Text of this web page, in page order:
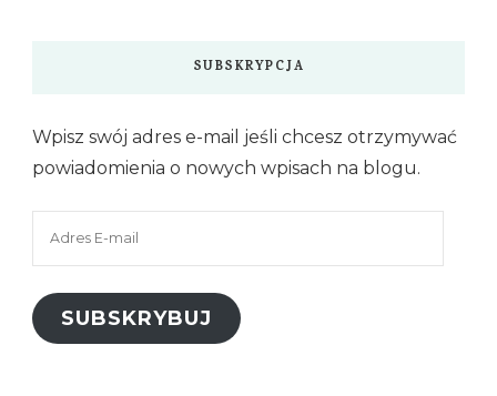
SUBSKRYPCJA
Wpisz swój adres e-mail jeśli chcesz otrzymywać
powiadomienia o nowych wpisach na blogu.
SUBSKRYBUJ